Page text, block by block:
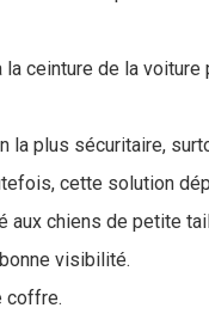
la ceinture de la
la plus sécuritaire,
cette solution
aux chiens de petite
visibilité.
coffre.